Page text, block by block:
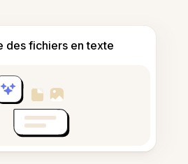
des fichiers en texte